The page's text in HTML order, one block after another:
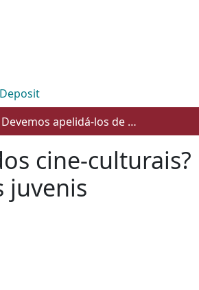
Devemos apelidá-los de estudos cine-culturais? O cine-mundificar da música popular e dos estudos juvenis
cine-
juvenis